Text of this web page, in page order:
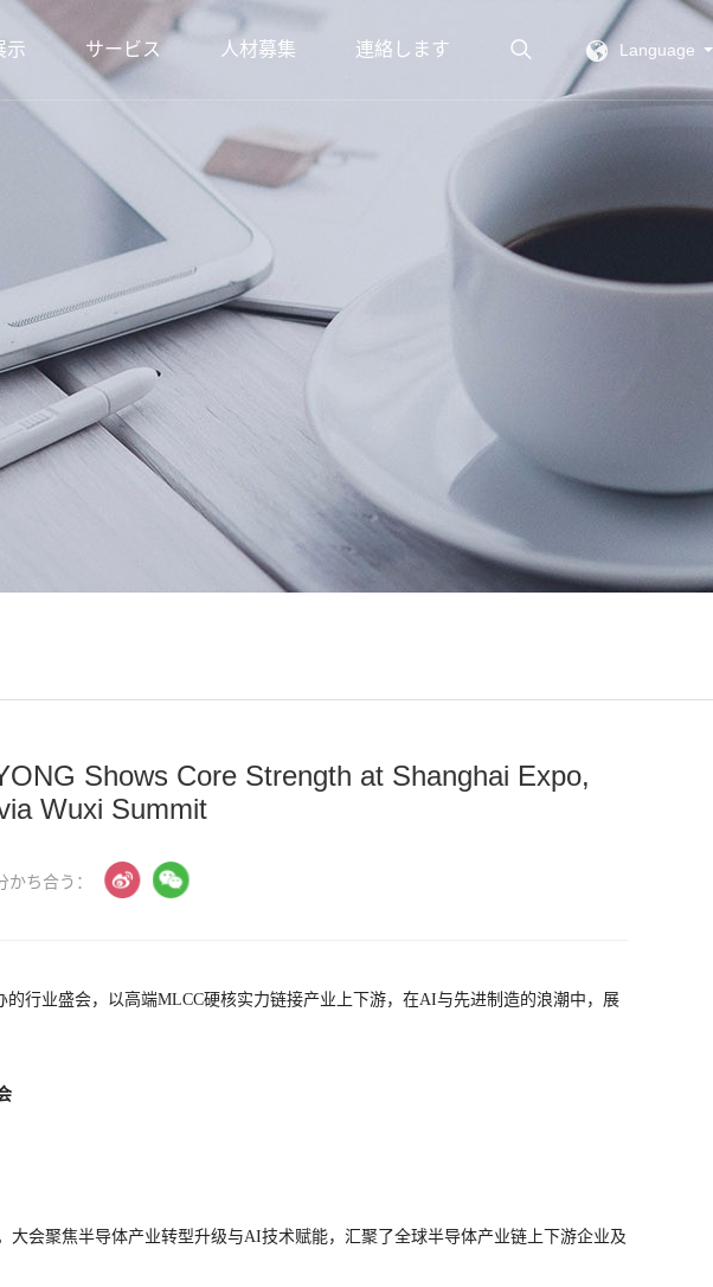
示 サービス 人材募集 連絡します Language
Shows Core Strength at Shanghai Expo,
Wuxi Summit
かち合う：
行业盛会，以高端MLCC硬核实力链接产业上下游，在AI与先进制造的浪潮中，展
大会聚焦半导体产业转型升级与AI技术赋能，汇聚了全球半导体产业链上下游企业及